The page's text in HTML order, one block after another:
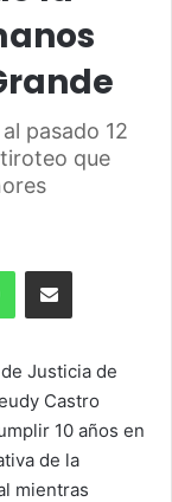
pasado 12
que
WhatsAppShare via Email
Justicia de
Castro
10 años en
de la
mientras